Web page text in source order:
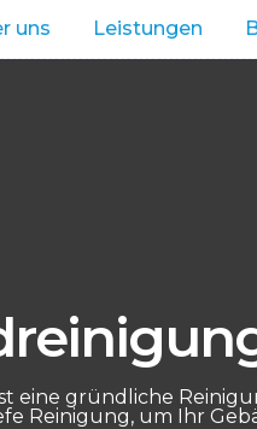
uns Leistungen
eine gründliche
Reinigung, um Ihr